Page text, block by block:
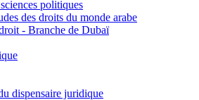
politiques
des droits du monde arabe
- Branche de Dubaï
dispensaire juridique